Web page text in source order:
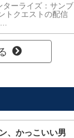
ース
ターライズ：サンブ
トクエストの配信
、かっこいい男